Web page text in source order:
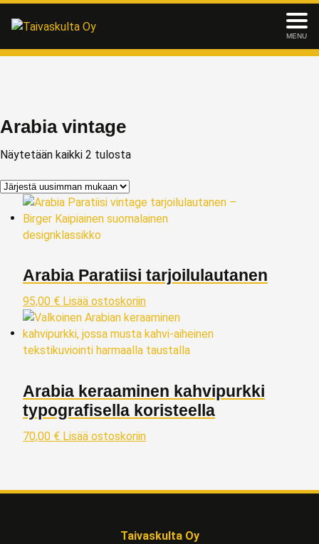
MENU
Arabia vintage
Näytetään kaikki 2 tulosta
Arabia Paratiisi tarjoilulautanen
95,00 € Lisää ostoskoriin
Arabia keraaminen kahvipurkki
typografisella koristeella
70,00 € Lisää ostoskoriin
Taivaskulta Oy